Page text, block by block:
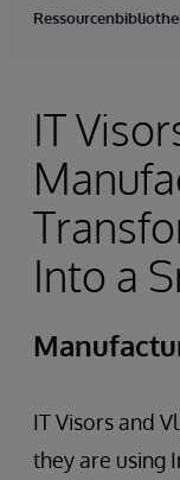
IT
Into a
IT Visors and
they are using